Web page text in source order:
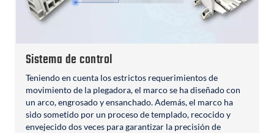
Sistema de control
Teniendo en cuenta los estrictos requerimientos de
movimiento de la plegadora, el marco se ha diseñado con
un arco, engrosado y ensanchado. Además, el marco ha
sido sometido por un proceso de templado, recocido y
envejecido dos veces para garantizar la precisión de